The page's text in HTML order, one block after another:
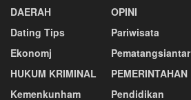
DAERAH
Dating Tips
Ekonomj
HUKUM KRIMINAL
Kemenkunham
OPINI
Pariwisata
Pematangsiantar
PEMERINTAHAN
Pendidikan